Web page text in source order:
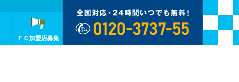
ＦＣ加盟店募集